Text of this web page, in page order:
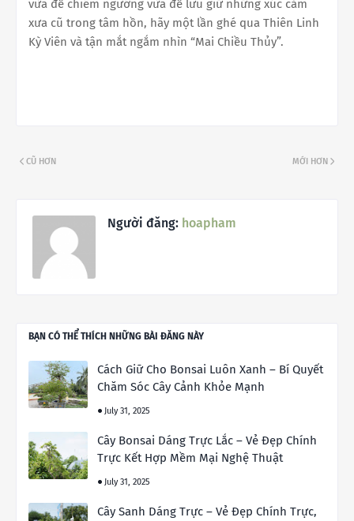
vừa để chiêm ngưỡng vừa để lưu giữ những xúc cảm
xưa cũ trong tâm hồn, hãy một lần ghé qua Thiên Linh
Kỳ Viên và tận mắt ngắm nhìn “Mai Chiều Thủy”.
MỚI HƠN
CŨ HƠN
Người đăng: hoapham
BẠN CÓ THỂ THÍCH NHỮNG BÀI ĐĂNG NÀY
Cách Giữ Cho Bonsai Luôn Xanh – Bí Quyết
Chăm Sóc Cây Cảnh Khỏe Mạnh
July 31, 2025
Cây Bonsai Dáng Trực Lắc – Vẻ Đẹp Chính
Trực Kết Hợp Mềm Mại Nghệ Thuật
July 31, 2025
Cây Sanh Dáng Trực – Vẻ Đẹp Chính Trực,